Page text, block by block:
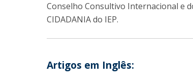
Conselho Consultivo Internacional e
CIDADANIA do IEP.
Artigos em Inglês: